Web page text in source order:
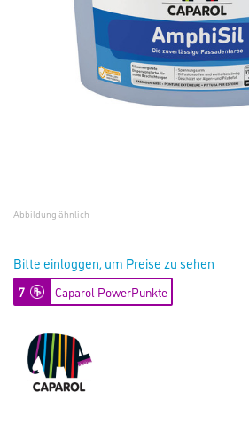
Abbildung ähnlich
Bitte einloggen, um Preise zu sehen
7 Caparol PowerPunkte